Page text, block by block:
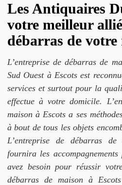
Les Antiquaires
votre meilleur
débarras de votre
L’entreprise de débarras de
Sud Ouest à Escots est
services et surtout pour la
effectue à votre domicile.
maison à Escots a ses
à bout de tous les objets
L’entreprise de débarras
fournira les
avez besoin pour réussir
débarras de maison à